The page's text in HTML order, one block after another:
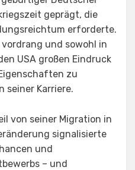
geprägt, die
erforderte.
und sowohl in
USA großen Eindruck
zu
seiner Karriere.
von seiner Migration in
signalisierte
und
– und